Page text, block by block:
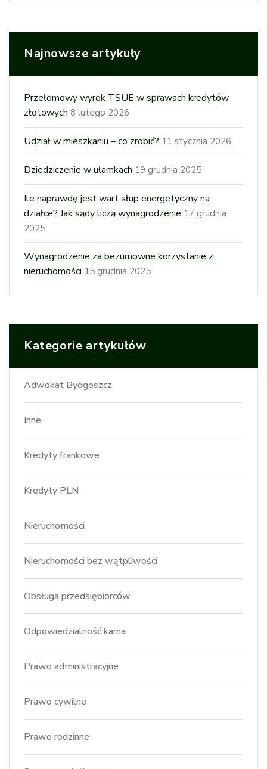
Najnowsze artykuły
Przełomowy wyrok TSUE w sprawach kredytów
złotowych 8 lutego 2026
Udział w mieszkaniu – co zrobić? 11 stycznia 2026
Dziedziczenie w ułamkach 19 grudnia 2025
Ile naprawdę jest wart słup energetyczny na
działce? Jak sądy liczą wynagrodzenie 17 grudnia
2025
Wynagrodzenie za bezumowne korzystanie z
nieruchomości 15 grudnia 2025
Kategorie artykułów
Adwokat Bydgoszcz
Inne
Kredyty frankowe
Kredyty PLN
Nieruchomości
Nieruchomości bez wątpliwości
Obsługa przedsiębiorców
Odpowiedzialność karna
Prawo administracyjne
Prawo cywilne
Prawo rodzinne